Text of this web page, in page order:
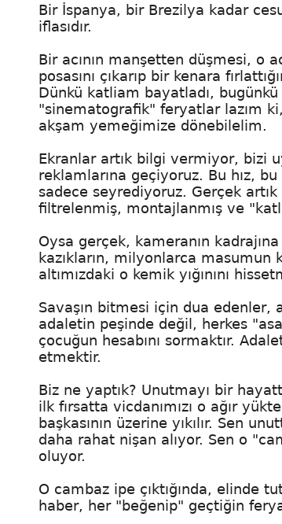
Bir İspanya, bir Brezilya kadar
iflasıdır.
Bir acının manşetten düşmesi, o
posasını çıkarıp bir kenara
Dünkü katliam bayatladı,
"sinematografik" feryatlar lazım ki,
akşam yemeğimize dönebilelim.
Ekranlar artık bilgi vermiyor, bizi
reklamlarına geçiyoruz. Bu hız,
sadece seyrediyoruz. Gerçek
filtrelenmiş, montajlanmış ve
Oysa gerçek, kameranın
kazıkların, milyonlarca masumun
altımızdaki o kemik yığınını
Savaşın bitmesi için dua edenler,
adaletin peşinde değil, herkes
çocuğun hesabını sormaktır.
etmektir.
Biz ne yaptık? Unutmayı bir
ilk fırsatta vicdanımızı o ağır
başkasının üzerine yıkılır. Sen
daha rahat nişan alıyor. Sen o
oluyor.
O cambaz ipe çıktığında, elinde
haber, her "beğenip" geçtiğin